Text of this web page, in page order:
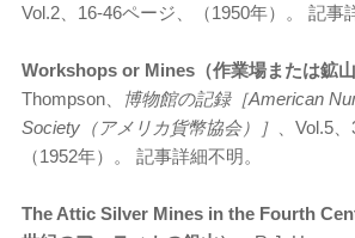
Vol.2、16-46ページ、（1950年）。 記事
Workshops or Mines（作業場または鉱山
Thompson、
博物館の記録［American
Society（アメリカ貨幣協会）］
、Vol.5
（1952年）。 記事詳細不明。
The Attic Silver Mines in the Fourth